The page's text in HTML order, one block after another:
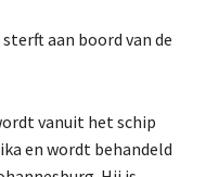
aan boord van de
vanuit het schip
en wordt behandeld